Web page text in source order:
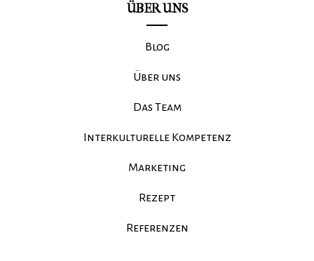
ÜBER UNS
Blog
Über uns
Das Team
Interkulturelle Kompetenz
Marketing
Rezept
Referenzen